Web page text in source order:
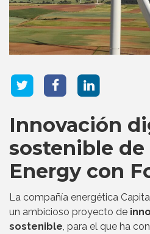
Innovación
sostenible de
Energy con
La compañía energética
un ambicioso proyecto de
sostenible, para el que ha